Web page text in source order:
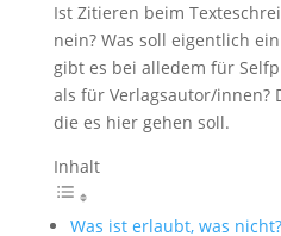
Ist Zitieren beim
nein? Was soll eigentlich
gibt es bei alledem für
als für Verlagsautor/innen?
die es hier gehen soll.
Inhalt
Was ist erlaubt, was nicht?